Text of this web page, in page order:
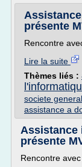
présente
Rencontre
Lire la suite
Thèmes liés :
societe
assistance a
Assistance
présente
Rencontre